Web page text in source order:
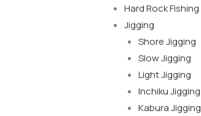
Hard Rock Fishing
Jigging
Shore Jigging
Slow Jigging
Light Jigging
Inchiku Jigging
Kabura Jigging